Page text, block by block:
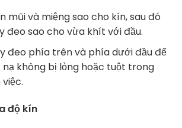
mũi và miệng sao cho kín, sau đó
đeo sao cho vừa khít với đầu.
đeo phía trên và phía dưới đầu để
không bị lỏng hoặc tuột trong
độ kín